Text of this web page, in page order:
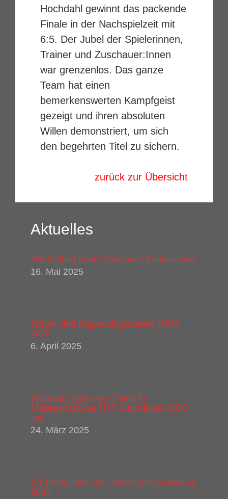
Hochdahl gewinnt das packende
Finale in der Nachspielzeit mit
6:5. Der Jubel der Spielerinnen,
Trainer und Zuschauer:Innen
war grenzenlos. Das ganze
Team hat einen
bemerkenswerten Kampfgeist
gezeigt und ihren absoluten
Willen demonstriert, um sich
den begehrten Titel zu sichern.
zurück zur Übersicht
Aktuelles
Wir bleiben in der Sporthalle Rankestrasse
16. Mai 2025
Herren sind Regionalligameister NRW
2025
6. April 2025
Hochdahl richtet die Deutsche
Meisterschaft der U13 Juniorinnen 2025
aus
24. März 2025
U13 Mädchen sind Deutsche Meisterinnen
2024